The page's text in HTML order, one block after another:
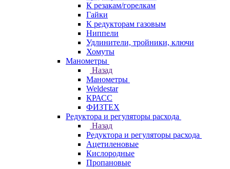
К резакам/горелкам
Гайки
К редукторам газовым
Ниппели
Удлинители, тройники, ключи
Хомуты
Манометры
Назад
Манометры
Weldestar
КРАСС
ФИЗТЕХ
Редуктора и регуляторы расхода
Назад
Редуктора и регуляторы расхода
Ацетиленовые
Кислородные
Пропановые